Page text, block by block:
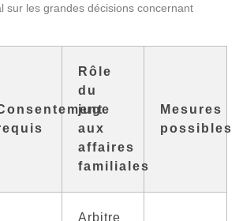
sur les grandes décisions concernant
Rôle
du
juge
aux
affaires
familiales
Mesures
possibles
Arbitre